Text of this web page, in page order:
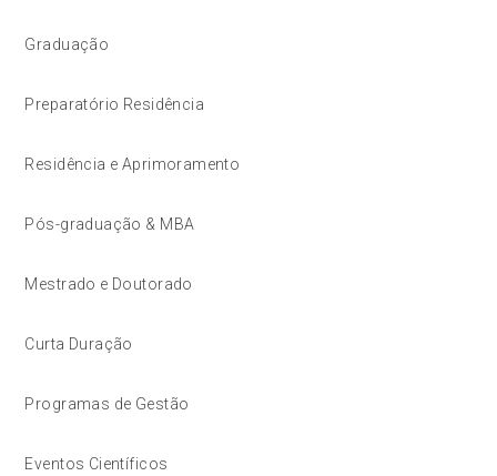
Graduação
Preparatório Residência
Residência e Aprimoramento
Pós-graduação & MBA
Mestrado e Doutorado
Curta Duração
Programas de Gestão
Eventos Científicos